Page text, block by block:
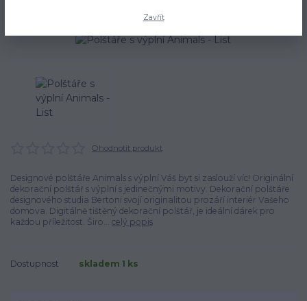
Ohodnotit produkt
Designové polštáře Animals s výplní Váš byt si zaslouží víc! Originální
dekorační polštář s výplní s jedinečnými motivy. Dekorační polštáře
designového studia Bertoni svojí originalitou prozáří interiér Vašeho
domova. Digitálně tištěný dekorační polštář, je ideální dárek pro
každou příležitost. Širo... celý popis
Dostupnost skladem 1 ks
Zavřít